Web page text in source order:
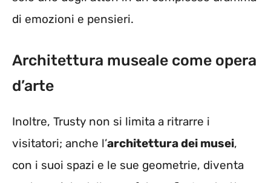
di emozioni e pensieri.
Architettura museale come opera
d’arte
Inoltre, Trusty non si limita a ritrarre i
visitatori; anche l’architettura dei musei,
con i suoi spazi e le sue geometrie, diventa